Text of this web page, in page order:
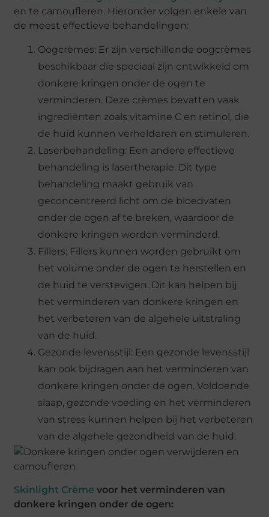
en te camoufleren. Hieronder volgen enkele van
de meest effectieve behandelingen:
Oogcrèmes: Er zijn verschillende oogcrèmes
beschikbaar die speciaal zijn ontwikkeld om
donkere kringen onder de ogen te
verminderen. Deze crèmes bevatten vaak
ingrediënten zoals vitamine C en retinol, die
de huid kunnen verhelderen en stimuleren.
Laserbehandeling: Een andere effectieve
behandeling is lasertherapie. Dit type
behandeling maakt gebruik van
geconcentreerd licht om de bloedvaten
onder de ogen af te breken, waardoor de
donkere kringen worden verminderd.
Fillers: Fillers kunnen worden gebruikt om
het volume onder de ogen te herstellen en
de huid te verstevigen. Dit kan helpen bij
het verminderen van donkere kringen en
het verbeteren van de algehele uitstraling
van de huid.
Gezonde levensstijl: Een gezonde levensstijl
kan ook bijdragen aan het verminderen van
donkere kringen onder de ogen. Voldoende
slaap, gezonde voeding en het verminderen
van stress kunnen helpen bij het verbeteren
van de algehele gezondheid van de huid.
Skinlight Crème voor het verminderen van
donkere kringen onder de ogen: